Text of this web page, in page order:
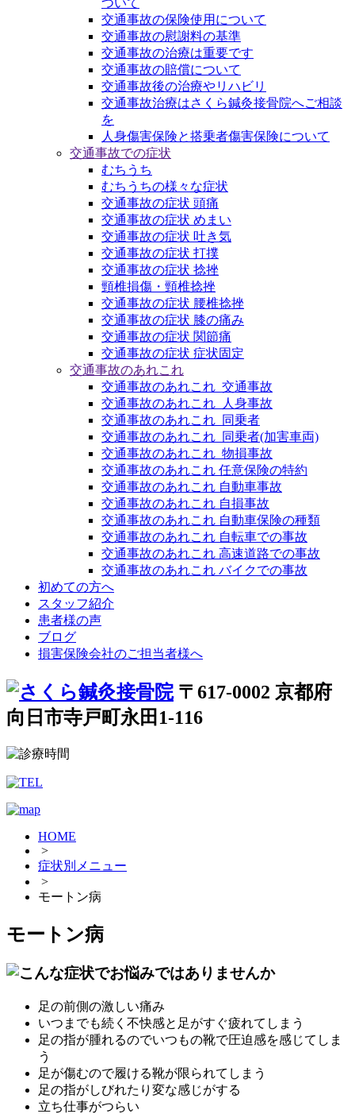
ついて
交通事故の保険使用について
交通事故の慰謝料の基準
交通事故の治療は重要です
交通事故の賠償について
交通事故後の治療やリハビリ
交通事故治療はさくら鍼灸接骨院へご相談
を
人身傷害保険と搭乗者傷害保険について
交通事故での症状
むちうち
むちうちの様々な症状
交通事故の症状 頭痛
交通事故の症状 めまい
交通事故の症状 吐き気
交通事故の症状 打撲
交通事故の症状 捻挫
頸椎損傷・頸椎捻挫
交通事故の症状 腰椎捻挫
交通事故の症状 膝の痛み
交通事故の症状 関節痛
交通事故の症状 症状固定
交通事故のあれこれ
交通事故のあれこれ_交通事故
交通事故のあれこれ_人身事故
交通事故のあれこれ_同乗者
交通事故のあれこれ_同乗者(加害車両)
交通事故のあれこれ_物損事故
交通事故のあれこれ 任意保険の特約
交通事故のあれこれ 自動車事故
交通事故のあれこれ 自損事故
交通事故のあれこれ 自動車保険の種類
交通事故のあれこれ 自転車での事故
交通事故のあれこれ 高速道路での事故
交通事故のあれこれ バイクでの事故
初めての方へ
スタッフ紹介
患者様の声
ブログ
損害保険会社のご担当者様へ
〒617-0002 京都府
向日市寺戸町永田1-116
HOME
>
症状別メニュー
>
モートン病
モートン病
足の前側の激しい痛み
いつまでも続く不快感と足がすぐ疲れてしまう
足の指が腫れるのでいつもの靴で圧迫感を感じてしま
う
足が傷むので履ける靴が限られてしまう
足の指がしびれたり変な感じがする
立ち仕事がつらい